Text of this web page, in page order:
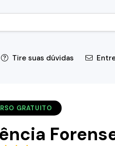
Tire suas dúvidas
GRATUITO